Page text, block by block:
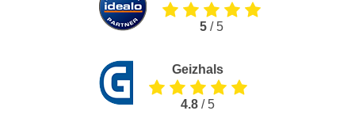
5/ 5
Geizhals
4.8 / 5